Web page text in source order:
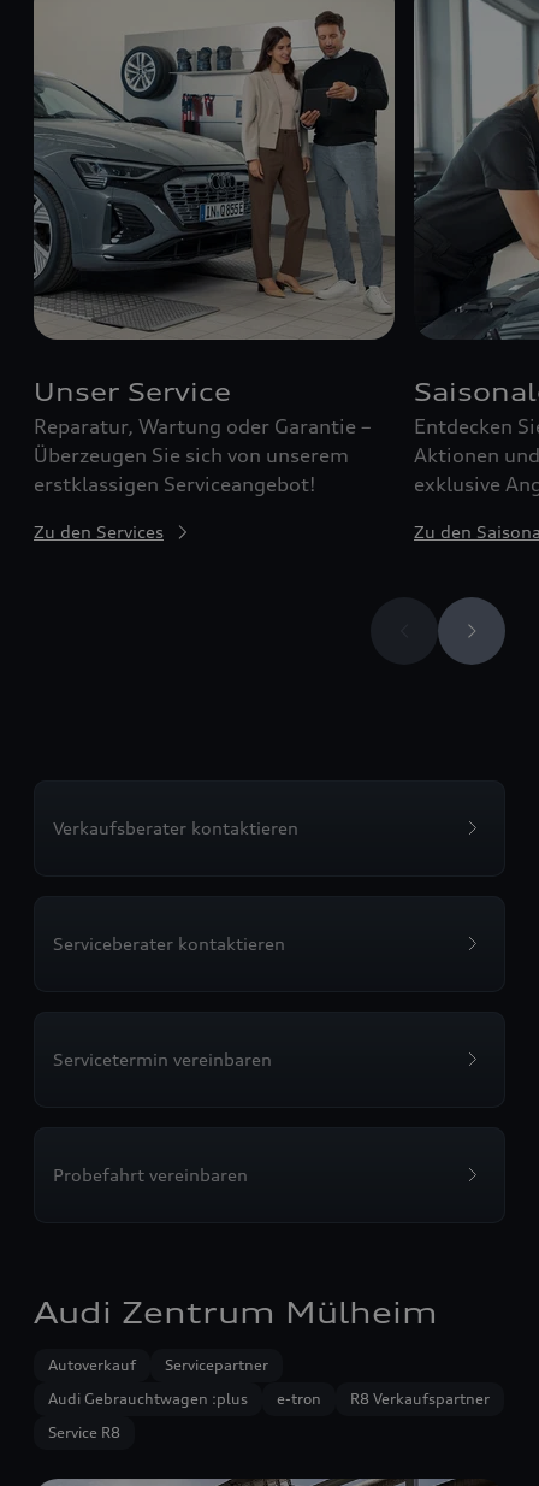
Unser Service
Reparatur, Wartung oder Garantie –
Überzeugen Sie sich von unserem
erstklassigen Serviceangebot!
Zu den Services
Entdecken
Aktionen
exklusive
Zu den
Verkaufsberater kontaktieren
Serviceberater kontaktieren
Servicetermin vereinbaren
Probefahrt vereinbaren
Audi Zentrum Mülheim
Autoverkauf
Servicepartner
Audi Gebrauchtwagen :plus
e-tron
R8 Verkaufspartner
Service R8